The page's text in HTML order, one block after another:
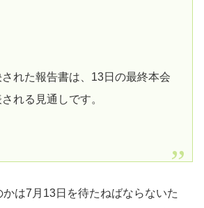
れた報告書は、13日の最終本会
れる見通しです。
は7月13日を待たねばならないた